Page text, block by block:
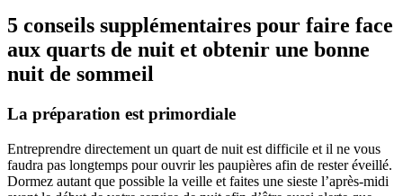
5 conseils supplémentaires pour faire face
aux quarts de nuit et obtenir une bonne
nuit de sommeil
La préparation est primordiale
Entreprendre directement un quart de nuit est difficile et il ne vous
faudra pas longtemps pour ouvrir les paupières afin de rester éveillé.
Dormez autant que possible la veille et faites une sieste l’après-midi